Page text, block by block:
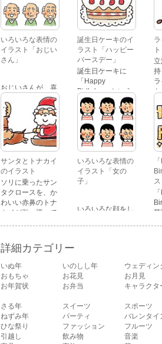
いろいろな表情の
イラスト「おじい
さん」
おじいさんが、喜
怒哀楽たくさんの
表情をしているイ
ラストです。 通常
の顔・怒っている
顔・泣いている
顔・照れている
顔・笑っている
顔・驚いている
顔・困っている顔
があります。
誕生日ケーキのイ
ラスト「ハッピー
バースデー」
誕生日ケーキに
「Happy
Birthday」という
文字が描かれた、
かわいい苺のケー
キのイラストで
す。
立
サンタとトナカイ
のイラスト
ソリに乗ったサン
タクロースを、か
わいい赤鼻のトナ
カイが引っ張って
いろいろな表情の
イラスト「女の
子」
いろいろな顔をし
いる顔・笑ってい
る顔・驚いている
顔・困っている顔
英
詳細カテゴリー
いぬ年 いのしし年 ウェディン
おもちゃ
お花見 お月見
お年賀状
お弁当 キャラクタ
さる年
スイーツ スポーツ
ねずみ年
パーティ バレンタイ
ひな祭り
ファッション フルーツ
引越し
飲み物 音楽